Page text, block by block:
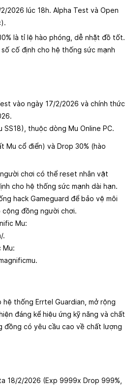
2026 lúc 18h. Alpha Test và Open
là tỉ lệ hào phóng, dễ nhặt đồ tốt.
cố định cho hệ thống sức mạnh
vào ngày 17/2/2026 và chính thức
SS18), thuộc dòng Mu Online PC.
Mu cổ điển) và Drop 30% (hào
chơi có thể reset nhân vật
cho hệ thống sức mạnh dài hạn.
hack Gameguard để bảo vệ môi
đồng người chơi.
Mu:
.
Mu:
thống Errtel Guardian, mở rộng
đáng kể hiệu ứng kỹ năng và chất
đồng có yêu cầu cao về chất lượng
18/2/2026 (Exp 9999x Drop 999%,